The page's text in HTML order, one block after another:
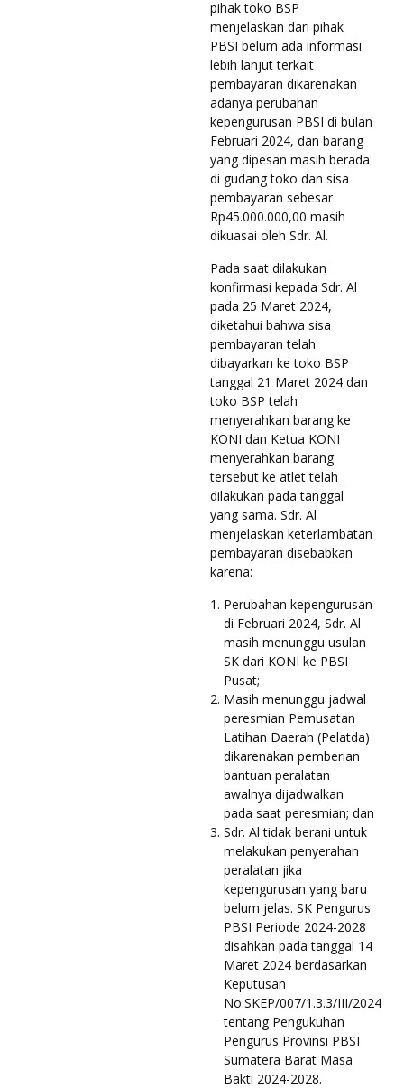
pihak toko BSP
menjelaskan dari pihak
PBSI belum ada informasi
lebih lanjut terkait
pembayaran dikarenakan
adanya perubahan
kepengurusan PBSI di bulan
Februari 2024, dan barang
yang dipesan masih berada
di gudang toko dan sisa
pembayaran sebesar
Rp45.000.000,00 masih
dikuasai oleh Sdr. Al.
Pada saat dilakukan
konfirmasi kepada Sdr. Al
pada 25 Maret 2024,
diketahui bahwa sisa
pembayaran telah
dibayarkan ke toko BSP
tanggal 21 Maret 2024 dan
toko BSP telah
menyerahkan barang ke
KONI dan Ketua KONI
menyerahkan barang
tersebut ke atlet telah
dilakukan pada tanggal
yang sama. Sdr. Al
menjelaskan keterlambatan
pembayaran disebabkan
karena:
Perubahan kepengurusan
di Februari 2024, Sdr. Al
masih menunggu usulan
SK dari KONI ke PBSI
Pusat;
Masih menunggu jadwal
peresmian Pemusatan
Latihan Daerah (Pelatda)
dikarenakan pemberian
bantuan peralatan
awalnya dijadwalkan
pada saat peresmian; dan
Sdr. Al tidak berani untuk
melakukan penyerahan
peralatan jika
kepengurusan yang baru
belum jelas. SK Pengurus
PBSI Periode 2024-2028
disahkan pada tanggal 14
Maret 2024 berdasarkan
Keputusan
No.SKEP/007/1.3.3/III/2024
tentang Pengukuhan
Pengurus Provinsi PBSI
Sumatera Barat Masa
Bakti 2024-2028.